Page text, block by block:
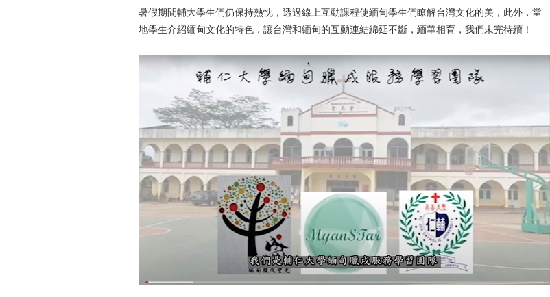
暑假期間輔大學生們仍保持熱忱，透過線上互動課程使緬甸學生們瞭解台灣文化的美，此外，當
地學生介紹緬甸文化的特色，讓台灣和緬甸的互動連結綿延不斷，緬華相育，我們未完待續！